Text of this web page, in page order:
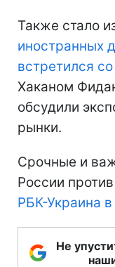
Также стало
иностранных
встретился
Хаканом
обсудили
рынки.
Срочные и
России
РБК-Украина
Не